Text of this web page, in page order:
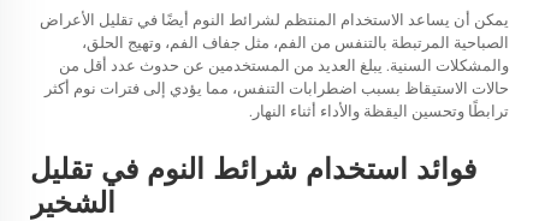
يمكن أن يساعد الاستخدام المنتظم لشرائط النوم أيضًا في تقليل الأعراض
الصباحية المرتبطة بالتنفس من الفم، مثل جفاف الفم، وتهيج الحلق،
والمشكلات السنية. يبلغ العديد من المستخدمين عن حدوث عدد أقل من
حالات الاستيقاظ بسبب اضطرابات التنفس، مما يؤدي إلى فترات نوم أكثر
ترابطًا وتحسين اليقظة والأداء أثناء النهار.
فوائد استخدام شرائط النوم في تقليل
الشخير